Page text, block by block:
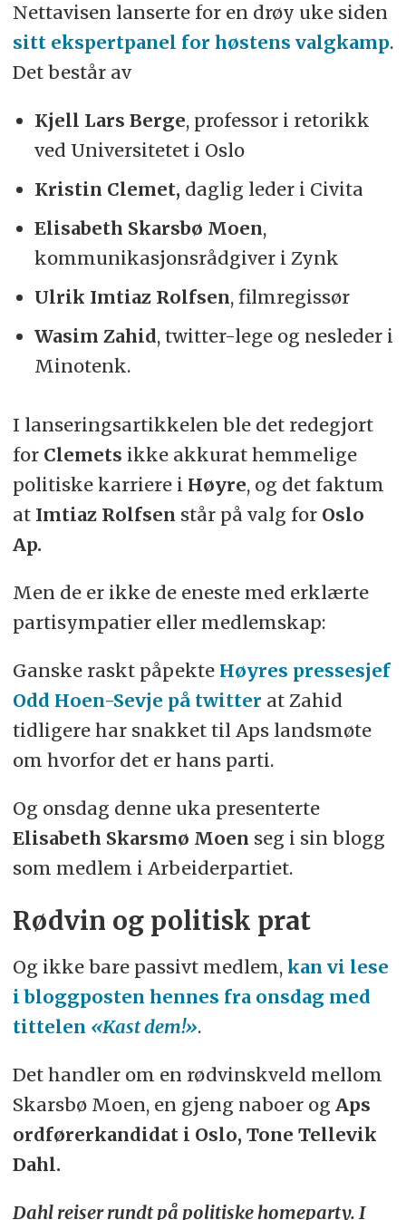
Nettavisen lanserte for en drøy uke siden
sitt ekspertpanel for høstens valgkamp.
Det består av
Kjell Lars Berge, professor i retorikk
ved Universitetet i Oslo
Kristin Clemet, daglig leder i Civita
Elisabeth Skarsbø Moen,
kommunikasjonsrådgiver i Zynk
Ulrik Imtiaz Rolfsen, filmregissør
Wasim Zahid, twitter-lege og nesleder i
Minotenk.
I lanseringsartikkelen ble det redegjort
for Clemets ikke akkurat hemmelige
politiske karriere i Høyre, og det faktum
at Imtiaz Rolfsen står på valg forOslo
Ap.
Men de er ikke de eneste med erklærte
partisympatier eller medlemskap:
Ganske raskt påpekte Høyres pressesjef
Odd Hoen-Sevje på twitter at Zahid
tidligere har snakket til Aps landsmøte
om hvorfor det er hans parti.
Og onsdag denne uka presenterte
Elisabeth Skarsmø Moen seg i sin blogg
som medlem i Arbeiderpartiet.
Rødvin og politisk prat
Og ikke bare passivt medlem, kan vi lese
i bloggposten hennes fra onsdag med
tittelen «Kast dem!».
Det handler om en rødvinskveld mellom
Skarsbø Moen, en gjeng naboer og Aps
ordførerkandidat i Oslo, Tone Tellevik
Dahl.
Dahl reiser rundt på politiske homeparty. I